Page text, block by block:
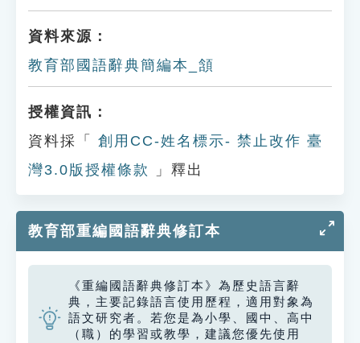
資料來源：
教育部國語辭典簡編本_頷
授權資訊：
資料採「
創用CC-姓名標示- 禁止改作 臺
灣3.0版授權條款
」釋出
教育部重編國語辭典修訂本
《重編國語辭典修訂本》為歷史語言辭
典，主要記錄語言使用歷程，適用對象為
語文研究者。若您是為小學、國中、高中
（職）的學習或教學，建議您優先使用